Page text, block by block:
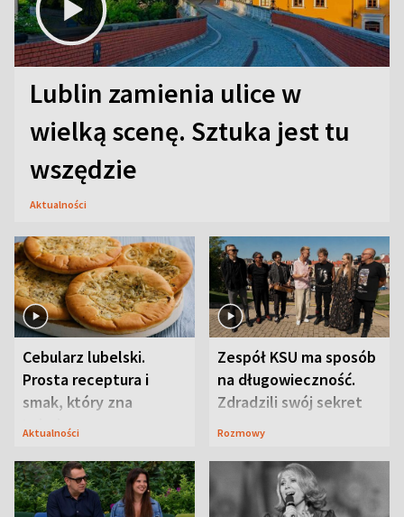
Lublin zamienia ulice w
wielką scenę. Sztuka jest tu
wszędzie
Aktualności
Cebularz lubelski.
Prosta receptura i
smak, który zna
Lubelszczyzna
Aktualności
Zespół KSU ma sposób
na długowieczność.
Zdradzili swój sekret
Rozmowy